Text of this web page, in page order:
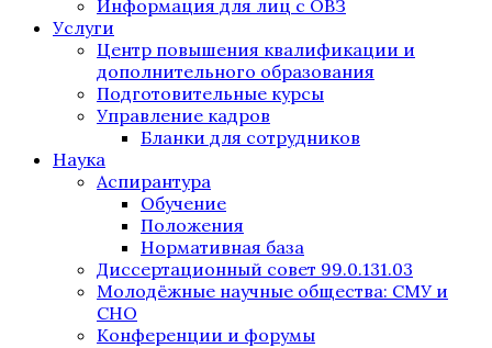
Информация для лиц с ОВЗ
Услуги
Центр повышения квалификации и
дополнительного образования
Подготовительные курсы
Управление кадров
Бланки для сотрудников
Наука
Аспирантура
Обучение
Положения
Нормативная база
Диссертационный совет 99.0.131.03
Молодёжные научные общества: СМУ и
СНО
Конференции и форумы